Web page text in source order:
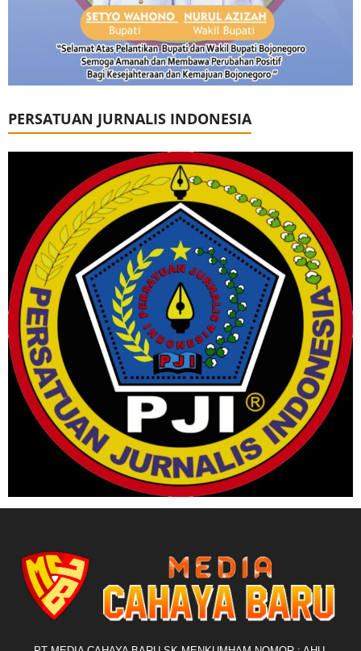
PERSATUAN JURNALIS INDONESIA